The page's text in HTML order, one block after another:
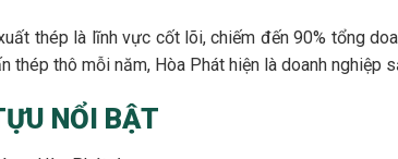
thép là lĩnh vực cốt lõi, chiếm đến 90% tổng
thép thô mỗi năm, Hòa Phát hiện là doanh nghiệp
NỔI BẬT